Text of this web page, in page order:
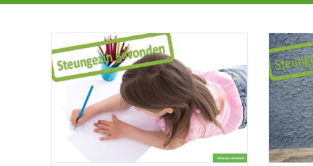
Blij mannetje uit Laren (5) zoekt plekje
op vrijdagmiddag